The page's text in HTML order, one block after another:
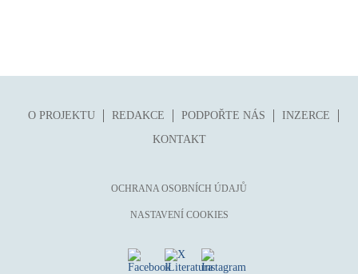
O PROJEKTU REDAKCE PODPOŘTE NÁS
INZERCE
KONTAKT
OCHRANA OSOBNÍCH ÚDAJŮ
NASTAVENÍ COOKIES